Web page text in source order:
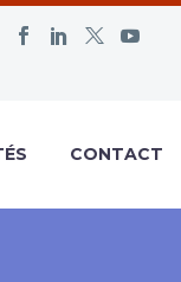
CONTACT